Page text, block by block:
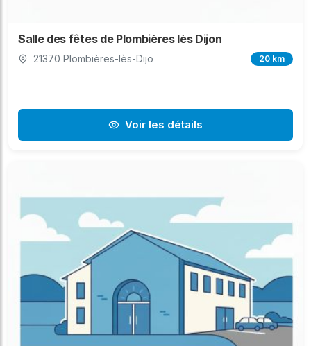
Salle des fêtes de Plombières lès Dijon
21370 Plombières-lès-Dijo 20 km
Voir les détails